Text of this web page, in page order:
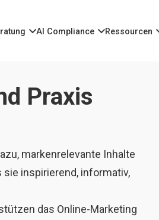
AI Compliance Ressourcen
Praxis
markenrelevante Inhalte
inspirierend, informativ,
das Online-Marketing